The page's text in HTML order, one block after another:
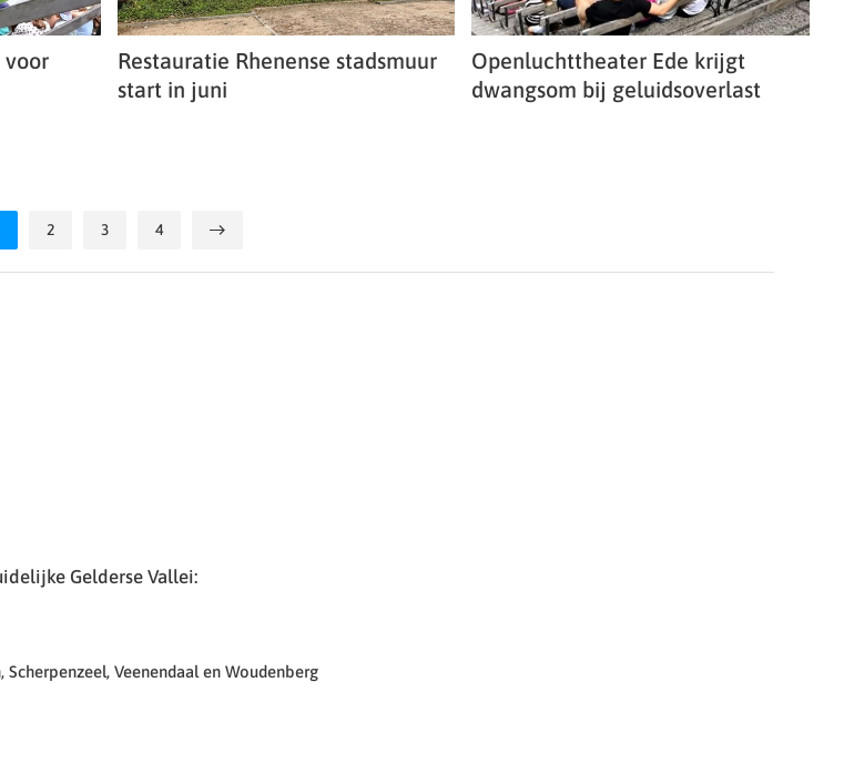
voor
Restauratie Rhenense stadsmuur
start in juni
Openluchttheater Ede krijgt
dwangsom bij geluidsoverlast
2 3 4
Gelderse Vallei:
Scherpenzeel, Veenendaal en Woudenberg